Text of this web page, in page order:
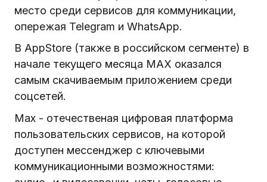
место среди сервисов для коммуникации,
опережая Telegram и WhatsApp.
В AppStore (также в российском сегменте) в
начале текущего месяца MAX оказался
самым скачиваемым приложением среди
соцсетей.
Max - отечественая цифровая платформа
пользовательских сервисов, на которой
доступен мессенджер с ключевыми
коммуникационными возможностями: